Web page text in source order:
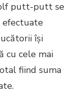
putt-putt se
efectuate
își
cu cele mai
fiind suma